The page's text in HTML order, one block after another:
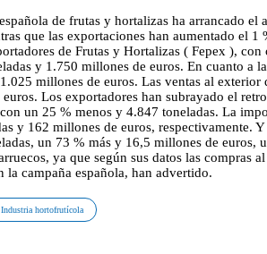
de frutas y hortalizas ha arrancado
que las exportaciones han aumentado el
de Frutas y Hortalizas ( Fepex ),
y 1.750 millones de euros. En cuanto a
millones de euros. Las ventas al
Los exportadores han subrayado el
un 25 % menos y 4.847 toneladas. La
y 162 millones de euros, respectivamente.
un 73 % más y 16,5 millones de euros,
ya que según sus datos las compras
la campaña española, han advertido.
Industria hortofrutícola